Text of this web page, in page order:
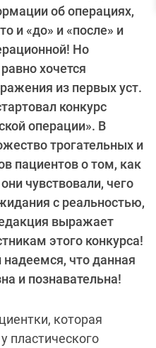
об операциях,
и «до» и «после» и
Но
хочется
из первых уст.
конкурс
операции». В
трогательных и
пациентов о том, как
чувствовали, чего
с реальностью,
выражает
этого конкурса!
что данная
и познавательна!
которая
пластического